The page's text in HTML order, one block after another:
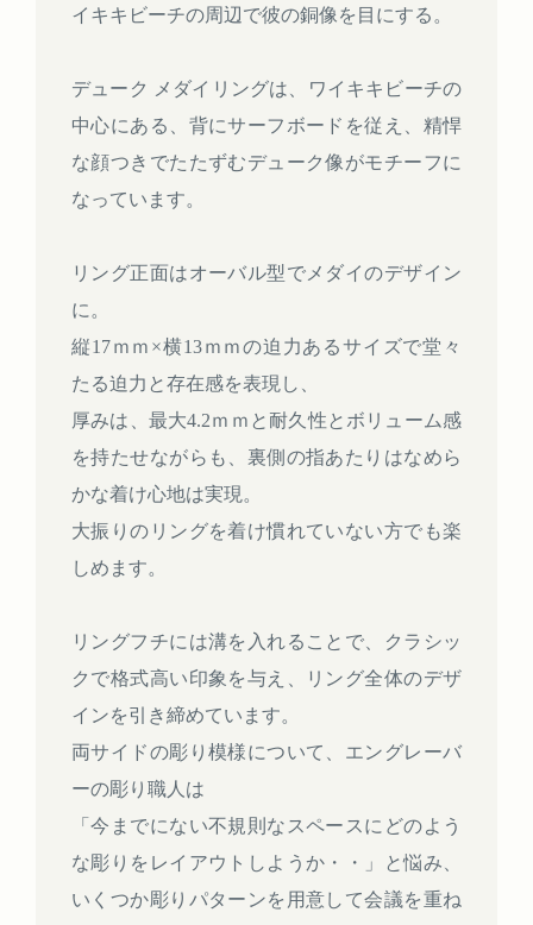
イキキビーチの周辺で彼の銅像を目にする。
デューク メダイリングは、ワイキキビーチの
中心にある、背にサーフボードを従え、精悍
な顔つきでたたずむデューク像がモチーフに
なっています。
リング正面はオーバル型でメダイのデザイン
に。
縦17ｍｍ×横13ｍｍの迫力あるサイズで堂々
たる迫力と存在感を表現し、
厚みは、最大4.2ｍｍと耐久性とボリューム感
を持たせながらも、裏側の指あたりはなめら
かな着け心地は実現。
大振りのリングを着け慣れていない方でも楽
しめます。
リングフチには溝を入れることで、クラシッ
クで格式高い印象を与え、リング全体のデザ
インを引き締めています。
両サイドの彫り模様について、エングレーバ
ーの彫り職人は
「今までにない不規則なスペースにどのよう
な彫りをレイアウトしようか・・」と悩み、
いくつか彫りパターンを用意して会議を重ね